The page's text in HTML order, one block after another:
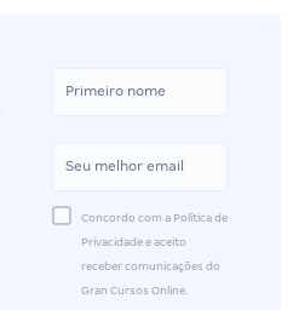
Concordo com a Política de
Privacidade e aceito
receber comunicações do
Gran Cursos Online.